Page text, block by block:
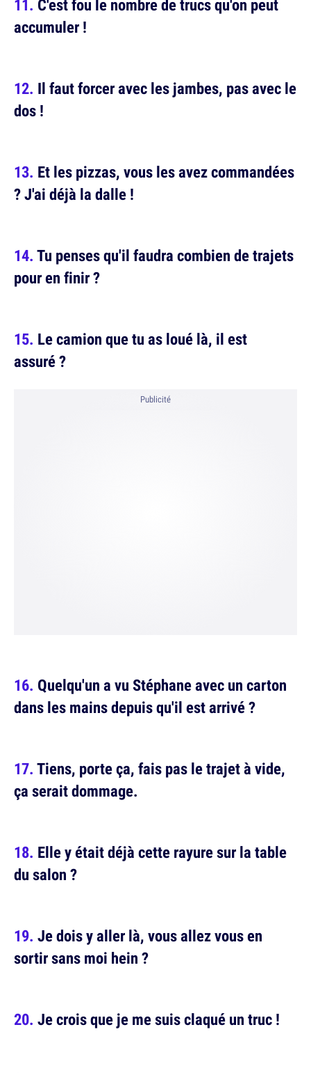
C'est fou le nombre de trucs qu'on peut
accumuler !
Il faut forcer avec les jambes, pas avec le
dos !
Et les pizzas, vous les avez commandées
? J'ai déjà la dalle !
Tu penses qu'il faudra combien de trajets
pour en finir ?
Le camion que tu as loué là, il est
assuré ?
Publicité
Quelqu'un a vu Stéphane avec un carton
dans les mains depuis qu'il est arrivé ?
Tiens, porte ça, fais pas le trajet à vide,
ça serait dommage.
Elle y était déjà cette rayure sur la table
du salon ?
Je dois y aller là, vous allez vous en
sortir sans moi hein ?
Je crois que je me suis claqué un truc !